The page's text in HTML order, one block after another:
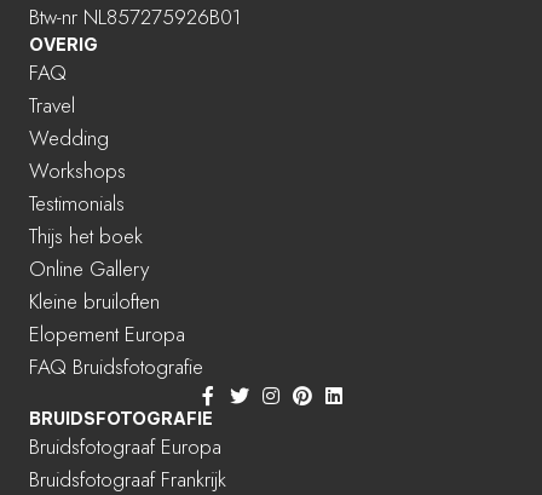
Btw-nr NL857275926B01
OVERIG
FAQ
Travel
Wedding
Workshops
Testimonials
Thijs het boek
Online Gallery
Kleine bruiloften
Elopement Europa
FAQ Bruidsfotografie
BRUIDSFOTOGRAFIE
Bruidsfotograaf Europa
Bruidsfotograaf Frankrijk